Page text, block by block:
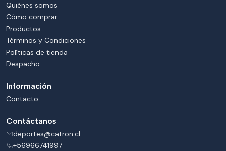
Quiénes somos
Cómo comprar
Productos
Términos y Condiciones
Políticas de tienda
Despacho
Información
Contacto
Contáctanos
deportes@catron.cl
+56966741997